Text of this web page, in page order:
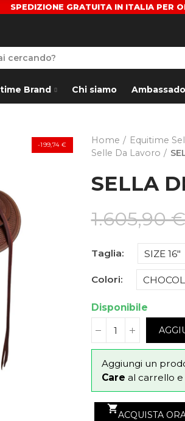
SPEDIZIONE GRATUITA IN ITALIA PER
Brand Chi siamo
-199,74 € Home Equitime
Selle Da Lavoro
SELLA
1.605,90 €
Taglia
Colori
Disponibile
Aggiungi un
Care al carrello
shopping_cart
ACQUISTA